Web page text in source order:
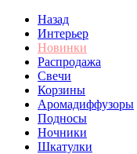
Назад
Интерьер
Новинки
Распродажа
Свечи
Корзины
Аромадиффузоры
Подносы
Ночники
Шкатулки